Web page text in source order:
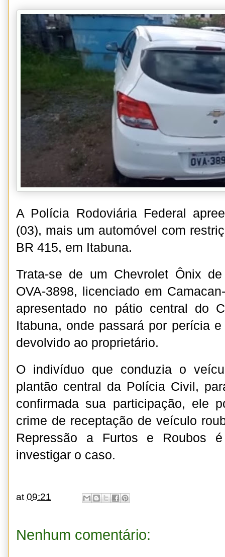
A Polícia Rodoviária Federal
(03), mais um automóvel com
BR 415, em Itabuna.
Trata-se de um Chevrolet Ônix
OVA-3898, licenciado em
apresentado no pátio central do
Itabuna, onde passará por perícia
devolvido ao proprietário.
O indivíduo que conduzia o
plantão central da Polícia Civil,
confirmada sua participação, ele
crime de receptação de veículo
Repressão a Furtos e Roubos
investigar o caso.
at09:21
Nenhum comentário: